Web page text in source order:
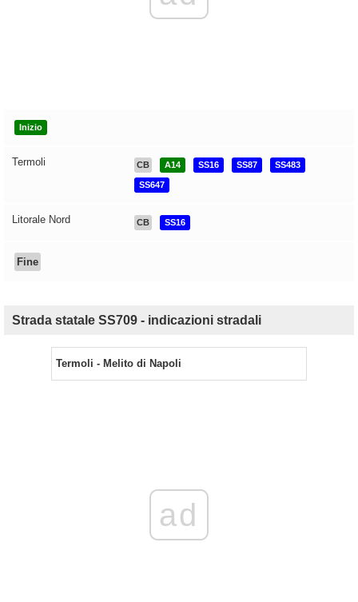
Inizio
Termoli CB A14 SS16 SS87 SS483
SS647
Litorale Nord CB SS16
Fine
Strada statale SS709 - indicazioni stradali
Termoli - Melito di Napoli
ad